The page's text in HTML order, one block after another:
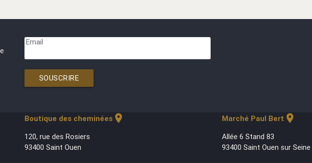
Email
SOUSCRIRE
Boutique des cheminéeslocation_on
120, rue des Rosiers
93400 Saint Ouen
Marché Paul Bert location_on
Allée 6 Stand 83
93400 Saint Ouen sur Seine